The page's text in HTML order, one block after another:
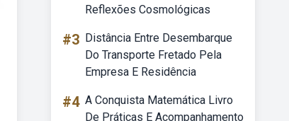
Reflexões Cosmológicas
#3 Distância Entre Desembarque
Do Transporte Fretado Pela
Empresa E Residência
#4 A Conquista Matemática Livro
De Práticas E Acompanhamento